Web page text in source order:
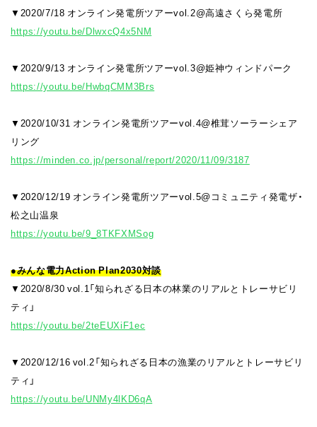
▼2020/7/18 オンライン発電所ツアーvol.2@高遠さくら発電所
https://youtu.be/DlwxcQ4x5NM
▼2020/9/13 オンライン発電所ツアーvol.3@姫神ウィンドパーク
https://youtu.be/HwbqCMM3Brs
▼2020/10/31 オンライン発電所ツアーvol.4@椎茸ソーラーシェア
リング
https://minden.co.jp/personal/report/2020/11/09/3187
▼2020/12/19 オンライン発電所ツアーvol.5@コミュニティ発電ザ・
松之山温泉
https://youtu.be/9_8TKFXMSog
●みんな電力Action Plan2030対談
▼2020/8/30 vol.1「知られざる日本の林業のリアルとトレーサビリ
ティ」
https://youtu.be/2teEUXiF1ec
▼2020/12/16 vol.2「知られざる日本の漁業のリアルとトレーサビリ
ティ」
https://youtu.be/UNMy4lKD6qA